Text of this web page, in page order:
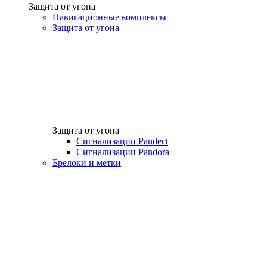
Защита от угона
Навигационные комплексы
Защита от угона
Защита от угона
Сигнализации Pandect
Сигнализации Pandora
Брелоки и метки